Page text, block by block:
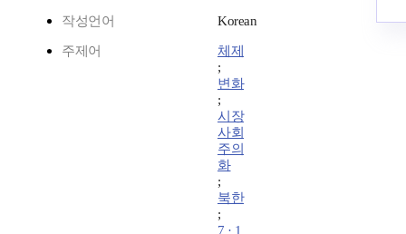
작성언어 Korean
주제어
체제
;
변화
;
시장
사회
주의
화
;
북한
;
7 · 1